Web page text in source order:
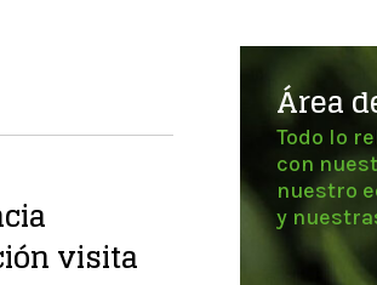
visita
Área
Todo lo
con
nuestro
y